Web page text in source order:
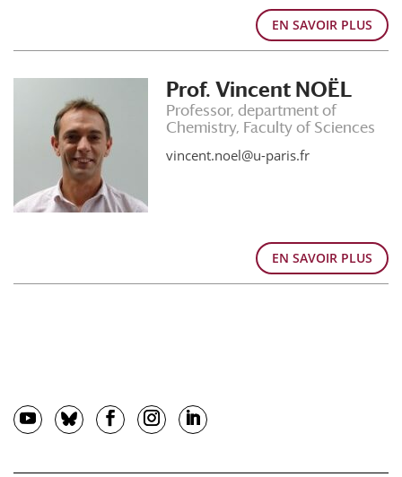
EN SAVOIR PLUS
Prof. Vincent NOËL
Professor, department of
Chemistry, Faculty of Sciences
vincent.noel@u-paris.fr
EN SAVOIR PLUS